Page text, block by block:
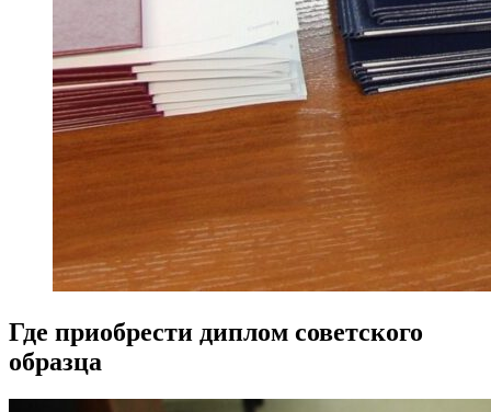
Где приобрести диплом советского
образца